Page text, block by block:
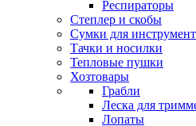
Респираторы
Степлер и скобы
Сумки для
Тачки и носилки
Тепловые пушки
Хозтовары
Грабли
Леска для
Лопаты